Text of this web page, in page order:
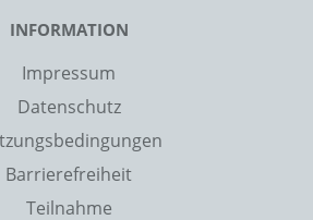
INFORMATION
Impressum
Datenschutz
Barrierefreiheit
Teilnahme